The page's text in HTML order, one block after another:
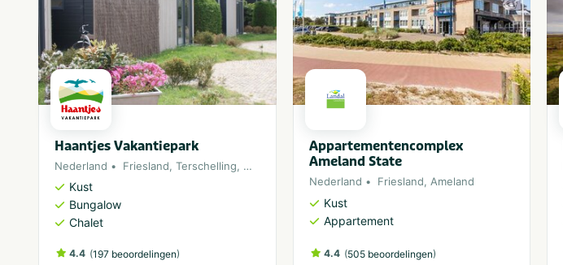
Haantjes Vakantiepark
Nederland Friesland, Terschelling, Waddeneiland
Kust
Bungalow
Chalet
4.4 (197 beoordelingen)
Appartementencomplex
Ameland State
Nederland Friesland, Ameland
Kust
Appartement
4.4 (505 beoordelingen)